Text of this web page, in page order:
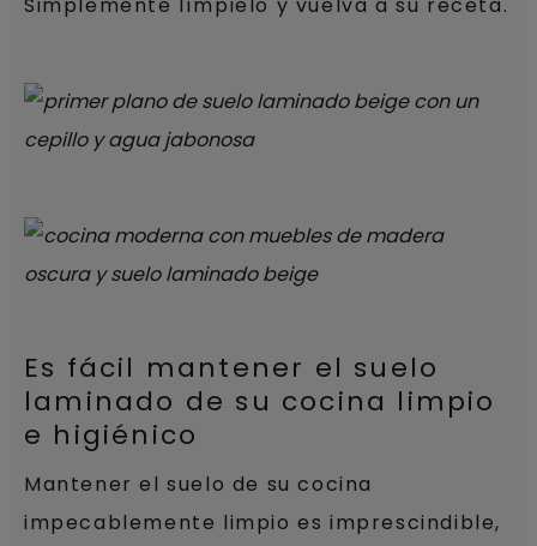
Es fácil mantener el suelo
laminado de su cocina limpio
e higiénico
Mantener el suelo de su cocina
impecablemente limpio es imprescindible,